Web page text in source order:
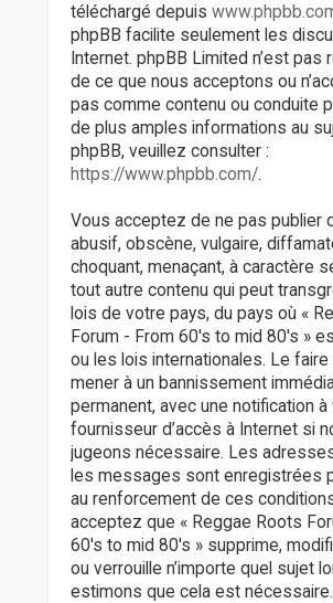
téléchargé depuis
phpBB facilite seulement les
Internet. phpBB Limited n’est pas
de ce que nous acceptons ou
pas comme contenu ou conduite
de plus amples informations au
phpBB, veuillez consulter :
https://www.phpbb.com/.
Vous acceptez de ne pas publier
abusif, obscène, vulgaire,
choquant, menaçant, à caractère
tout autre contenu qui peut
lois de votre pays, du pays où «
Forum - From 60's to mid 80's »
ou les lois internationales. Le
mener à un bannissement
permanent, avec une notification à
fournisseur d’accès à Internet si
jugeons nécessaire. Les
les messages sont enregistrées
au renforcement de ces
acceptez que « Reggae Roots
60's to mid 80's » supprime,
ou verrouille n’importe quel sujet
estimons que cela est